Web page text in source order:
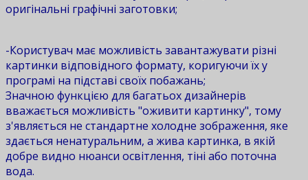
оригінальні графічні заготовки;
-Користувач має можливість завантажувати різні
картинки відповідного формату, коригуючи їх у
програмі на підставі своїх побажань;
Значною функцією для багатьох дизайнерів
вважається можливість "оживити картинку", тому
з'являється не стандартне холодне зображення, яке
здається ненатуральним, а жива картинка, в якій
добре видно нюанси освітлення, тіні або поточна
вода.